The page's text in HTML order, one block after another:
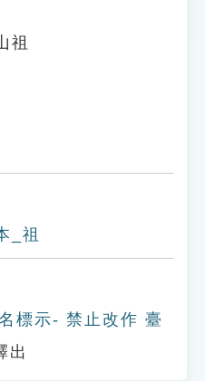
祖
_祖
標示- 禁止改作 臺
出